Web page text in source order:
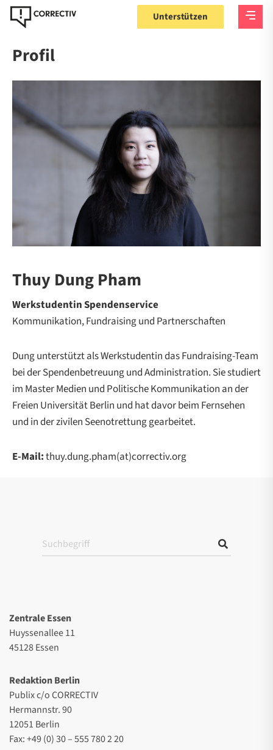
Unterstützen
Profil
Thuy Dung Pham
Werkstudentin Spendenservice
Kommunikation, Fundraising und Partnerschaften
Dung unterstützt als Werkstudentin das Fundraising-Team
bei der Spendenbetreuung und Administration. Sie studiert
im Master Medien und Politische Kommunikation an der
Freien Universität Berlin und hat davor beim Fernsehen
und in der zivilen Seenotrettung gearbeitet.
E-Mail:thuy.dung.pham(at)correctiv.org
Zentrale Essen
Huyssenallee 11
45128 Essen
Redaktion Berlin
Publix c/o CORRECTIV
Hermannstr. 90
12051 Berlin
Fax: +49 (0) 30 – 555 780 2 20